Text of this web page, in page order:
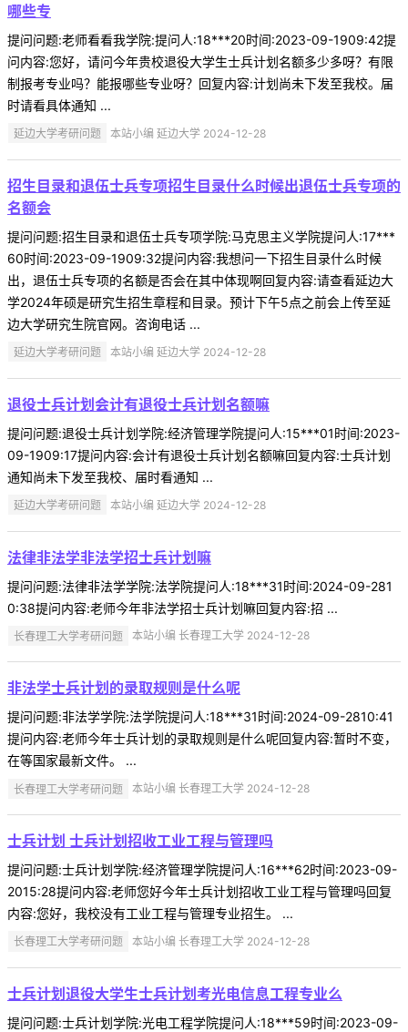
哪些专
提问问题:老师看看我学院:提问人:18***20时间:2023-09-1909:42提
问内容:您好，请问今年贵校退役大学生士兵计划名额多少多呀？有限
制报考专业吗？能报哪些专业呀？回复内容:计划尚未下发至我校。届
时请看具体通知 ...
延边大学考研问题 本站小编 延边大学 2024-12-28
招生目录和退伍士兵专项招生目录什么时候出退伍士兵专项的
名额会
提问问题:招生目录和退伍士兵专项学院:马克思主义学院提问人:17***
60时间:2023-09-1909:32提问内容:我想问一下招生目录什么时候
出，退伍士兵专项的名额是否会在其中体现啊回复内容:请查看延边大
学2024年硕是研究生招生章程和目录。预计下午5点之前会上传至延
边大学研究生院官网。咨询电话 ...
延边大学考研问题 本站小编 延边大学 2024-12-28
退役士兵计划会计有退役士兵计划名额嘛
提问问题:退役士兵计划学院:经济管理学院提问人:15***01时间:2023-
09-1909:17提问内容:会计有退役士兵计划名额嘛回复内容:士兵计划
通知尚未下发至我校、届时看通知 ...
延边大学考研问题 本站小编 延边大学 2024-12-28
法律非法学非法学招士兵计划嘛
提问问题:法律非法学学院:法学院提问人:18***31时间:2024-09-281
0:38提问内容:老师今年非法学招士兵计划嘛回复内容:招 ...
长春理工大学考研问题 本站小编 长春理工大学 2024-12-28
非法学士兵计划的录取规则是什么呢
提问问题:非法学学院:法学院提问人:18***31时间:2024-09-2810:41
提问内容:老师今年士兵计划的录取规则是什么呢回复内容:暂时不变，
在等国家最新文件。 ...
长春理工大学考研问题 本站小编 长春理工大学 2024-12-28
士兵计划 士兵计划招收工业工程与管理吗
提问问题:士兵计划学院:经济管理学院提问人:16***62时间:2023-09-
2015:28提问内容:老师您好今年士兵计划招收工业工程与管理吗回复
内容:您好，我校没有工业工程与管理专业招生。 ...
长春理工大学考研问题 本站小编 长春理工大学 2024-12-28
士兵计划退役大学生士兵计划考光电信息工程专业么
提问问题:士兵计划学院:光电工程学院提问人:18***59时间:2023-09-